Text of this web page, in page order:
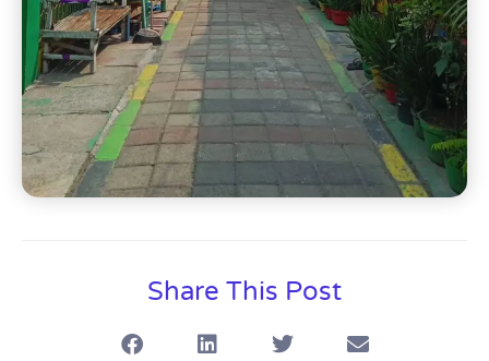
Share This Post